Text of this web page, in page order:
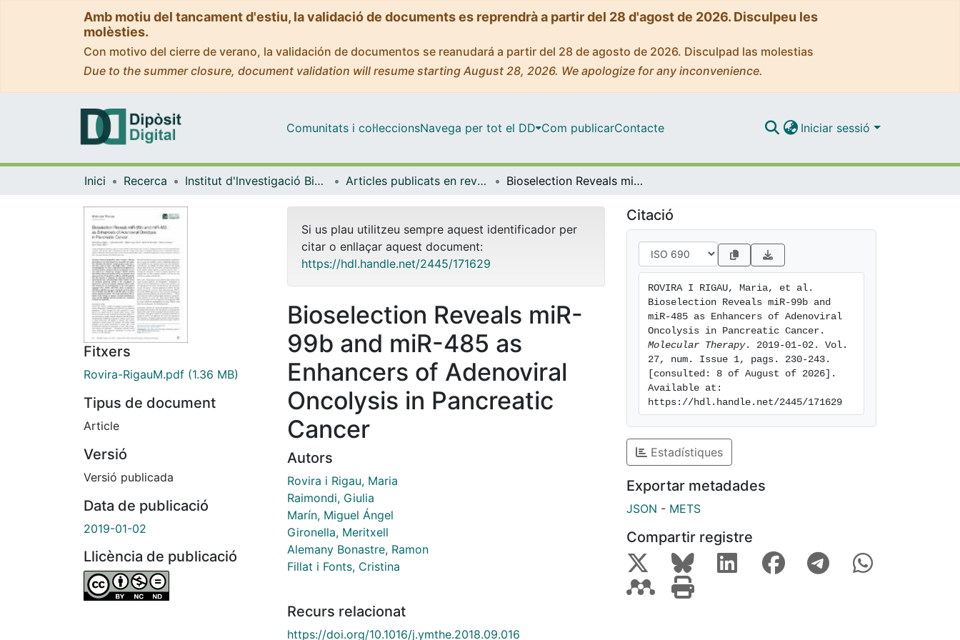
Amb motiu del tancament d'estiu, la validació de documents es reprendrà a partir del 28 d'agost de 2026. Disculpeu les
molèsties.
Con motivo del cierre de verano, la validación de documentos se reanudará a partir del 28 de agosto de 2026. Disculpad las molestias
Due to the summer closure, document validation will resume starting August 28, 2026. We apologize for any inconvenience.
Comunitats i col·leccionsNavega per tot el DD Com publicarContacte Iniciar sessió
Inici Recerca Institut d'lnvestigació Biomèdica de Bellvitge (IDIBELL) Articles publicats en revistes (Institut d'lnvestigació Biomèdica de Bellvitge (IDIBELL)) Bioselection Reveals miR-99b and miR-485 as Enhancers of Adenoviral Oncolysis in Pancreatic Cancer
Fitxers
Rovira-RigauM.pdf (1.36 MB)
Tipus de document
Article
Versió
Versió publicada
Data de publicació
2019-01-02
Llicència de publicació
Si us plau utilitzeu sempre aquest identificador per
citar o enllaçar aquest document:
https://hdl.handle.net/2445/171629
Bioselection Reveals miR-
99b and miR-485 as
Enhancers of Adenoviral
Oncolysis in Pancreatic
Cancer
Autors
Rovira i Rigau, Maria
Raimondi, Giulia
Marín, Miguel Ángel
Gironella, Meritxell
Alemany Bonastre, Ramon
Fillat i Fonts, Cristina
Recurs relacionat
https://doi.org/10.1016/j.ymthe.2018.09.016
Citació
ROVIRA I RIGAU, Maria, et al.
Bioselection Reveals miR-99b and
miR-485 as Enhancers of Adenoviral
Molecular Therapy. 2019-01-02. Vol.
27, num. Issue 1, pags. 230-243.
[consulted: 8 of August of 2026].
Available at:
https://hdl.handle.net/2445/171629
Estadístiques
Exportar metadades
JSON - METS
Compartir registre